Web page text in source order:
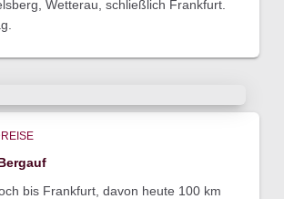
Wetterau, schließlich Frankfurt.
bis Frankfurt, davon heute 100 km